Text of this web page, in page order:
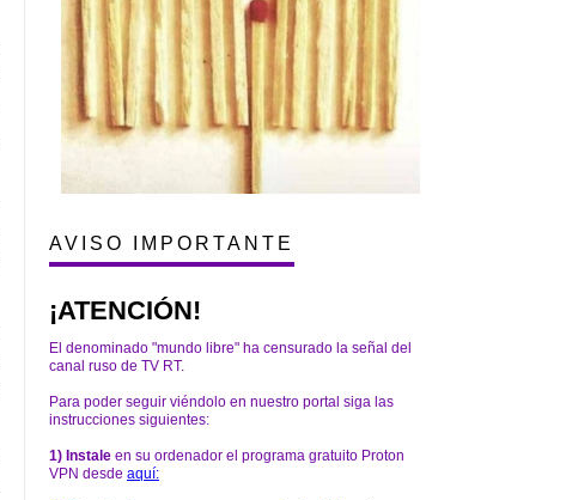
AVISO IMPORTANTE
¡ATENCIÓN!
El denominado "mundo libre" ha censurado la señal del
canal ruso de TV RT.
Para poder seguir viéndolo en nuestro portal siga las
instrucciones siguientes:
1) Instale en su ordenador el programa gratuito Proton
VPN desde aquí: